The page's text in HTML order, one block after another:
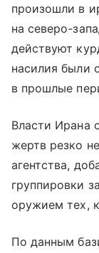
произошли в
на северо-
действуют
насилия были
в прошлые
Власти Ирана
жертв резко
агентства,
группировки
оружием тех,
По данным